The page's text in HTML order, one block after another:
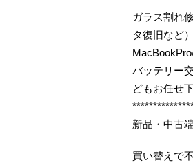
ガラス割れ
タ復旧など
バッテリー
どもお任せ
新品・中古
買い替えで